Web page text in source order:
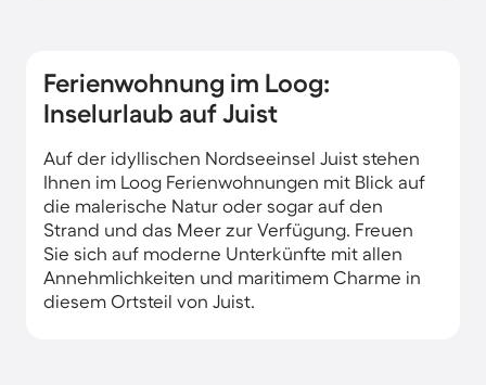
Ferienwohnung im Loog:
Inselurlaub auf Juist
Auf der idyllischen Nordseeinsel Juist stehen
Ihnen im Loog Ferienwohnungen mit Blick auf
die malerische Natur oder sogar auf den
Strand und das Meer zur Verfügung. Freuen
Sie sich auf moderne Unterkünfte mit allen
Annehmlichkeiten und maritimem Charme in
diesem Ortsteil von Juist.